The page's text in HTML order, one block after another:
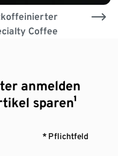
Coffee
anmelden
sparen¹
* Pflichtfeld